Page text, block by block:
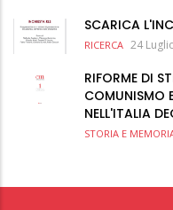
SCARICA
RICERCA 24
RIFORME DI
COMUNISMO
NELL'ITALIA
STORIA E